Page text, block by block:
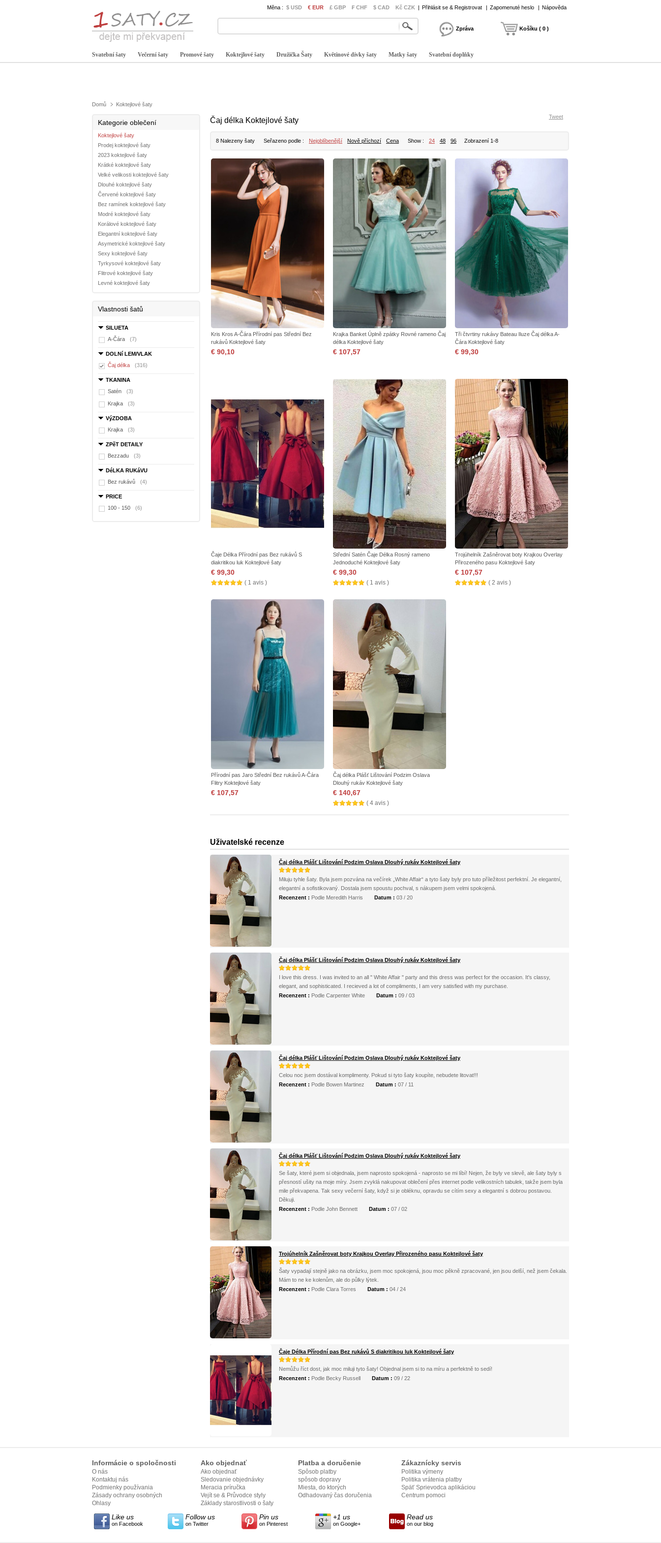
Měna : $ USD € EUR £ GBP ₣ CHF $ CAD Kč CZK | Přihlásit se & Registrovat | Zapomenuté heslo | Nápověda
Zpráva Košíku ( 0 )
Svatební šaty Večerní šaty Promové šaty Koktejlové šaty Družička Šaty Květinové dívky šaty Matky šaty Svatební doplňky
Domů Koktejlové šaty
Kategorie oblečení
Koktejlové šaty
Prodej koktejlové šaty
2023 koktejlové šaty
Krátké koktejlové šaty
Velké velikosti koktejlové šaty
Dlouhé koktejlové šaty
Červené koktejlové šaty
Bez ramínek koktejlové šaty
Modré koktejlové šaty
Korálové koktejlové šaty
Elegantní koktejlové šaty
Asymetrické koktejlové šaty
Sexy koktejlové šaty
Tyrkysové koktejlové šaty
Flitrové koktejlové šaty
Levné koktejlové šaty
Vlastnosti šatů
SILUETA
A-Čára
(7)
DOLNí LEM/VLAK
Čaj délka
(316)
TKANINA
Satén
(3)
Krajka (3)
VýZDOBA
Krajka
(3)
ZPěT DETAILY
Bezzadu
(3)
DéLKA RUKáVU
Bez rukávů
(4)
PRICE
100 - 150
(6)
Čaj délka Koktejlové šaty Tweet
8 Nalezeny šaty Seřazeno podle : Nejoblíbenější Nově příchozí Cena Show : 24 48 96 Zobrazení 1-8
Kris Kros A-Čára Přírodní pas Střední Bez
rukávů Koktejlové šaty
€ 90,10
Krajka Banket Úplně zpátky Rovné rameno Čaj
délka Koktejlové šaty
€ 107,57
Tři čtvrtiny rukávy Bateau Iluze Čaj délka A-
Čára Koktejlové šaty
€ 99,30
Čaje Délka Přírodní pas Bez rukávů S
diakritikou luk Koktejlové šaty
€ 99,30
( 1 avis )
Střední Satén Čaje Délka Rosný rameno
Jednoduché Koktejlové šaty
€ 99,30
( 1 avis )
Trojúhelník Zašněrovat boty Krajkou Overlay
Přirozeného pasu Koktejlové šaty
€ 107,57
( 2 avis )
Přírodní pas Jaro Střední Bez rukávů A-Čára
Flitry Koktejlové šaty
€ 107,57
Čaj délka Plášť Lištování Podzim Oslava
Dlouhý rukáv Koktejlové šaty
€ 140,67
( 4 avis )
Uživatelské recenze
Čaj délka Plášť Lištování Podzim Oslava Dlouhý rukáv Koktejlové šaty
Miluju tyhle šaty. Byla jsem pozvána na večírek „White Affair“ a tyto šaty byly pro tuto příležitost perfektní. Je elegantní,
elegantní a sofistikovaný. Dostala jsem spoustu pochval, s nákupem jsem velmi spokojená.
Recenzent : Podle Meredith Harris Datum : 03 / 20
Čaj délka Plášť Lištování Podzim Oslava Dlouhý rukáv Koktejlové šaty
I love this dress. I was invited to an all " White Affair " party and this dress was perfect for the occasion. It's classy,
elegant, and sophisticated. I recieved a lot of compliments, I am very satisfied with my purchase.
Recenzent : Podle Carpenter White Datum : 09 / 03
Čaj délka Plášť Lištování Podzim Oslava Dlouhý rukáv Koktejlové šaty
Celou noc jsem dostával komplimenty. Pokud si tyto šaty koupíte, nebudete litovat!!!
Recenzent : Podle Bowen Martinez Datum : 07 / 11
Čaj délka Plášť Lištování Podzim Oslava Dlouhý rukáv Koktejlové šaty
Se šaty, které jsem si objednala, jsem naprosto spokojená - naprosto se mi líbí! Nejen, že byly ve slevě, ale šaty byly s
přesností ušity na moje míry. Jsem zvyklá nakupovat oblečení přes internet podle velikostních tabulek, takže jsem byla
mile překvapena. Tak sexy večerní šaty, když si je obléknu, opravdu se cítím sexy a elegantní s dobrou postavou.
Děkuji.
Recenzent : Podle John Bennett Datum : 07 / 02
Trojúhelník Zašněrovat boty Krajkou Overlay Přirozeného pasu Koktejlové šaty
Šaty vypadají stejně jako na obrázku, jsem moc spokojená, jsou moc pěkně zpracované, jen jsou delší, než jsem čekala.
Mám to ne ke kolenům, ale do půlky lýtek.
Recenzent : Podle Clara Torres Datum : 04 / 24
Čaje Délka Přírodní pas Bez rukávů S diakritikou luk Koktejlové šaty
Nemůžu říct dost, jak moc miluji tyto šaty! Objednal jsem si to na míru a perfektně to sedí!
Recenzent : Podle Becky Russell Datum : 09 / 22
Informácie o spoločnosti
O nás
Kontaktuj nás
Podmienky používania
Zásady ochrany osobných
údajov
Ohlasy
Ako objednať
Ako objednať
Sledovanie objednávky
Meracia príručka
Vejít se & Průvodce styly
Základy starostlivosti o šaty
Platba a doručenie
Spôsob platby
spôsob dopravy
Miesta, do ktorých
odovzdame
Odhadovaný čas doručenia
Zákaznícky servis
Politika výmeny
Politika vrátenia platby
Späť Sprievodca aplikáciou
Centrum pomoci
Like us
on Facebook
Follow us
on Twitter
Pin us
on Pinterest
+1 us
on Google+
Read us
on our blog